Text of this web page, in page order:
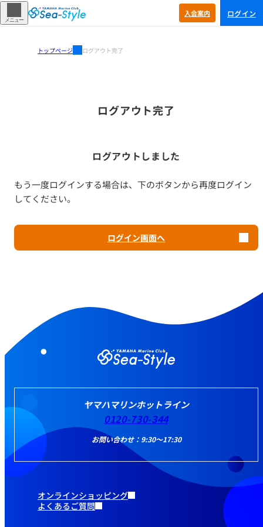
メニュー
入会案内 ログイン
トップページ ログアウト完了
ログアウト完了
ログアウトしました
もう一度ログインする場合は、下のボタンから再度ログイン
してください。
ログイン画面へ
ヤマハマリンホットライン
0120-730-344
お問い合わせ：9:30～17:30
オンラインショッピング
よくあるご質問